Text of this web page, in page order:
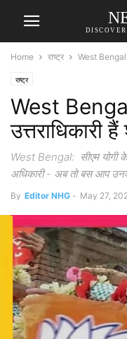
Home राष्ट्र West Bengal:
राष्ट्र
West
उत्तराधिकारी
West Bengal: सीएम योगी के
अधिकारी - अब तो बस आप
By Editor NHG - May 27,